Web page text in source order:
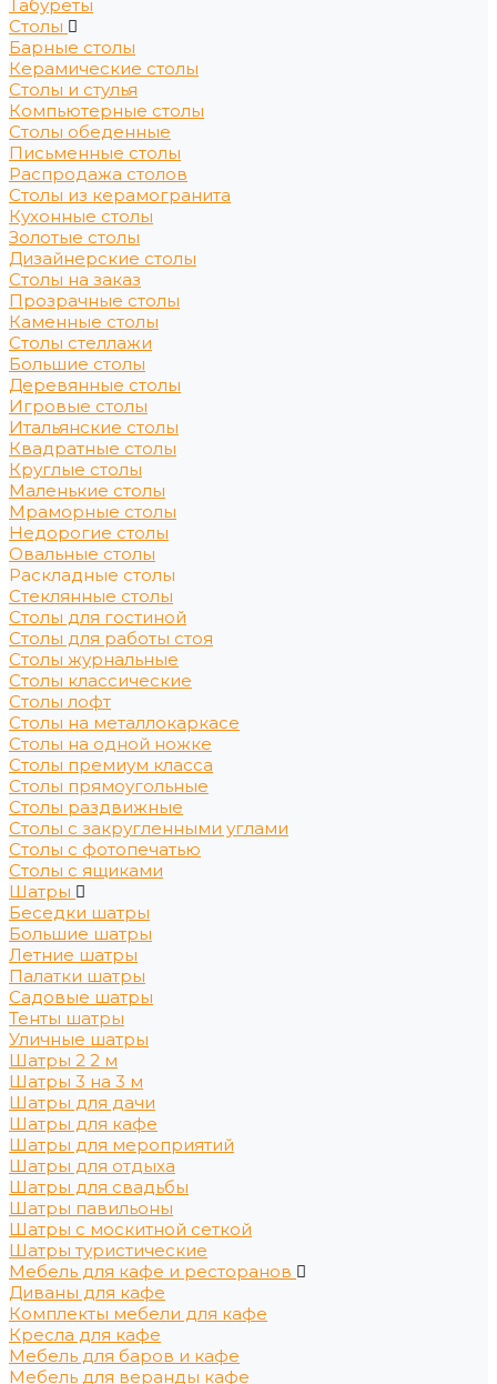
Табуреты
Столы
Барные столы
Керамические столы
Столы и стулья
Компьютерные столы
Столы обеденные
Письменные столы
Распродажа столов
Столы из керамогранита
Кухонные столы
Золотые столы
Дизайнерские столы
Столы на заказ
Прозрачные столы
Каменные столы
Столы стеллажи
Большие столы
Деревянные столы
Игровые столы
Итальянские столы
Квадратные столы
Круглые столы
Маленькие столы
Мраморные столы
Недорогие столы
Овальные столы
Раскладные столы
Стеклянные столы
Столы для гостиной
Столы для работы стоя
Столы журнальные
Столы классические
Столы лофт
Столы на металлокаркасе
Столы на одной ножке
Столы премиум класса
Столы прямоугольные
Столы раздвижные
Столы с закругленными углами
Столы с фотопечатью
Столы с ящиками
Шатры
Беседки шатры
Большие шатры
Летние шатры
Палатки шатры
Садовые шатры
Тенты шатры
Уличные шатры
Шатры 2 2 м
Шатры 3 на 3 м
Шатры для дачи
Шатры для кафе
Шатры для мероприятий
Шатры для отдыха
Шатры для свадьбы
Шатры павильоны
Шатры с москитной сеткой
Шатры туристические
Мебель для кафе и ресторанов
Диваны для кафе
Комплекты мебели для кафе
Кресла для кафе
Мебель для баров и кафе
Мебель для веранды кафе